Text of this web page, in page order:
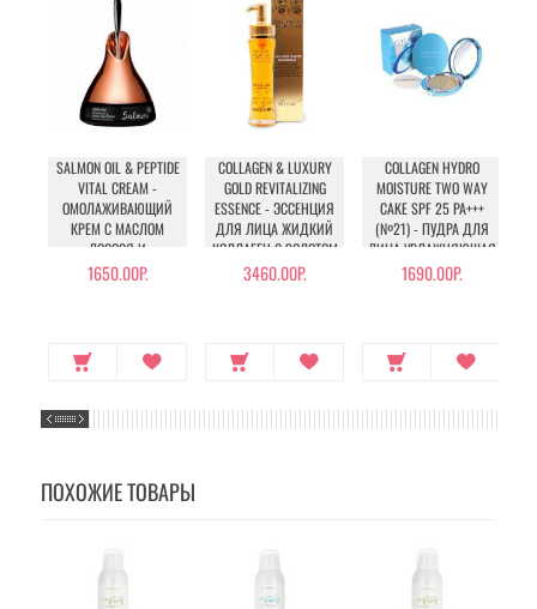
SALMON OIL & PEPTIDE
VITAL CREAM -
ОМОЛАЖИВАЮЩИЙ
КРЕМ С МАСЛОМ
ЛОСОСЯ И
ПЕПТИДАМИ
1650.00Р.
COLLAGEN & LUXURY
GOLD REVITALIZING
ESSENCE - ЭССЕНЦИЯ
ДЛЯ ЛИЦА ЖИДКИЙ
КОЛЛАГЕН С ЗОЛОТОМ
3460.00Р.
COLLAGEN HYDRO
MOISTURE TWO WAY
CAKE SPF 25 PA+++
(№21) - ПУДРА ДЛЯ
ЛИЦА УВЛАЖНЯЮЩАЯ
С КОЛЛАГЕНОМ (№21)
1690.00Р.
ПОХОЖИЕ ТОВАРЫ